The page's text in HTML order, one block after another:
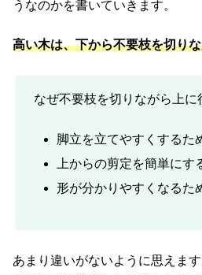
うなのかを書いていきます。
高い木は、下から不要枝を切り
なぜ不要枝を切りながら上に
脚立を立てやすくするた
上からの剪定を簡単にす
形が分かりやすくなるた
あまり違いがないように思えま